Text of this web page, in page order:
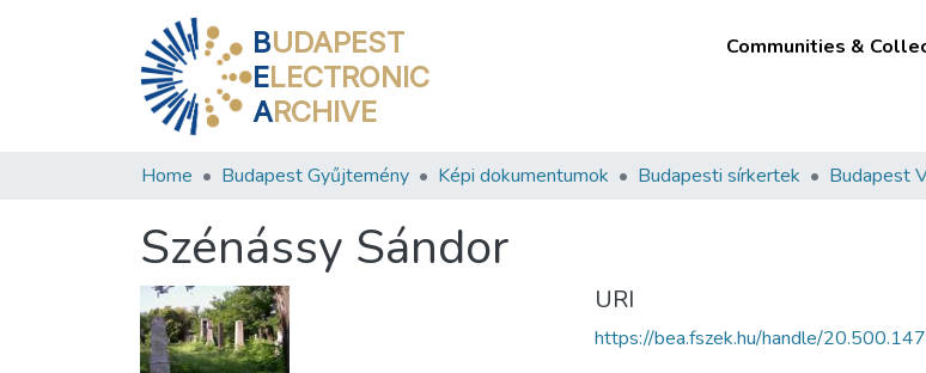
BUDAPEST
ELECTRONIC
ARCHIVE
Communities &
Home Budapest Gyűjtemény Képi dokumentumok Budapesti sírkertek
Szénássy Sándor
URI
https://bea.fszek.hu/handle/